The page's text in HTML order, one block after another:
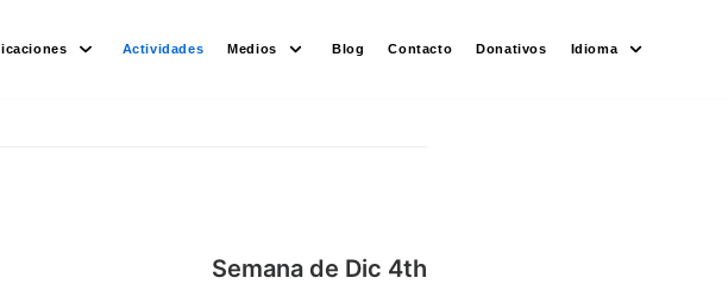
Actividades Medios Blog Contacto Donativos Idioma
Semana de Dic 4th